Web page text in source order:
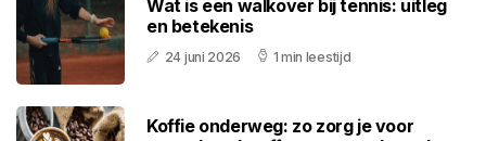
Wat is een walkover bij tennis: uitleg
en betekenis
24 juni 2026 1 min leestijd
Koffie onderweg: zo zorg je voor